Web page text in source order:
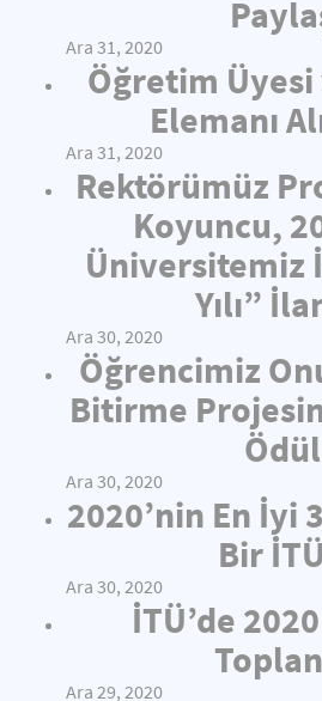
Ara 31, 2020
Öğretim
Elemanı
Ara 31, 2020
Rektörümüz
Koyuncu,
Üniversitemiz
Yılı”
Ara 30, 2020
Öğrencimiz
Bitirme
Ara 30, 2020
2020’nin En İyi
Bir
Ara 30, 2020
İTÜ’de
Ara 29, 2020